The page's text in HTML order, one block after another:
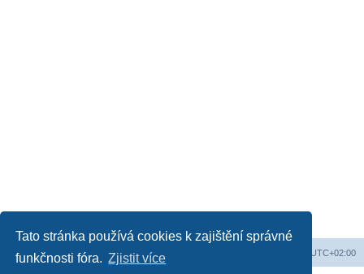
Tato stránka používá cookies k zajištění správné
funkčnosti fóra. Zjistit více
Web Obsah fóra UTC+02:00